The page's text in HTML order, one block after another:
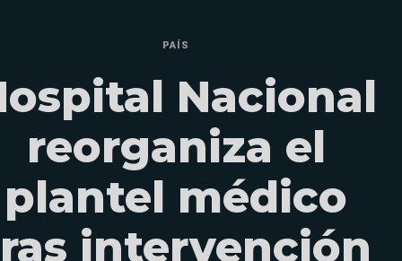
PAÍS
Nacional
reorganiza el
plantel médico
intervención